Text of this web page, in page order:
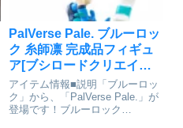
PalVerse Pale. ブルーロッ
ク 糸師凛 完成品フィギュ
ア[ブシロードクリエイテ
ィブ]が予約受付中
アイテム情報■説明「ブルーロッ
ク」から、「PalVerse Pale.」が
登場です！ブルーロック